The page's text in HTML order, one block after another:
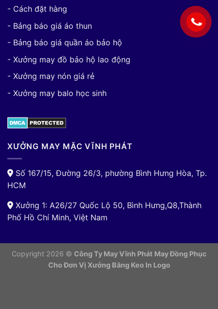
- Cách đặt hàng
- Bảng báo giá áo thun
- Bảng báo giá quần áo bảo hộ
- Xưởng may đồ bảo hộ lao động
- Xưởng may nón giá rẻ
- Xưởng may balo học sinh
XƯỞNG MAY MẶC VĨNH PHÁT
Số 167/15, Đường 26/3, phường Bình Hưng Hòa, Tp.
HCM
Xưởng 1: A26/27 Quốc Lộ 50, Bình Hưng,Q8,Thành
Phố Hồ Chí Minh, Việt Nam
Copyright 2026 © Công Ty May Vĩnh Phát May Đồng Phục
Cho Đơn Vị Xưởng Băng Keo In Logo